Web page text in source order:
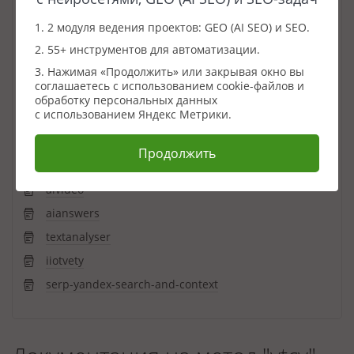
iks
wordstatapi
complex_queries_analyser
wordstatapikeywords
complex
aivideo
aianswers
textanalyser
iiotvety
serp-yandex-search-and-context
1. 2 модуля ведения проектов: GEO (AI SEO) и SEO.
2. 55+ инструментов для автоматизации.
3. Нажимая «Продолжить» или закрывая окно вы
соглашаетесь с использованием cookie-файлов и
обработку персональных данных
с использованием Яндекс Метрики.
Продолжить